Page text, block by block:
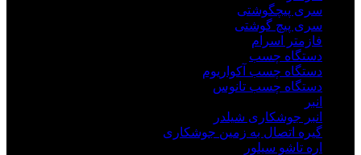
سری پیچگوشتی
سری پیچ گوشتی
فازمتر اسرام
دستگاه چسب
دستگاه چسب آکواریوم
دستگاه چسب تانوس
انبر
انبر جوشکاری شیلدر
گیره اتصال به زمین جوشکاری
اره تاشو سیلور